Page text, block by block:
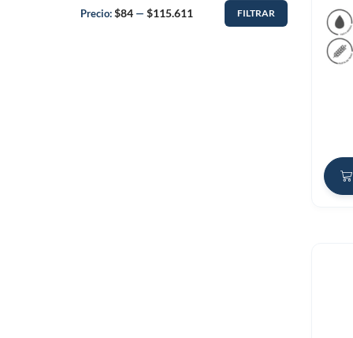
FILTRAR
Precio:$84 — $115.611